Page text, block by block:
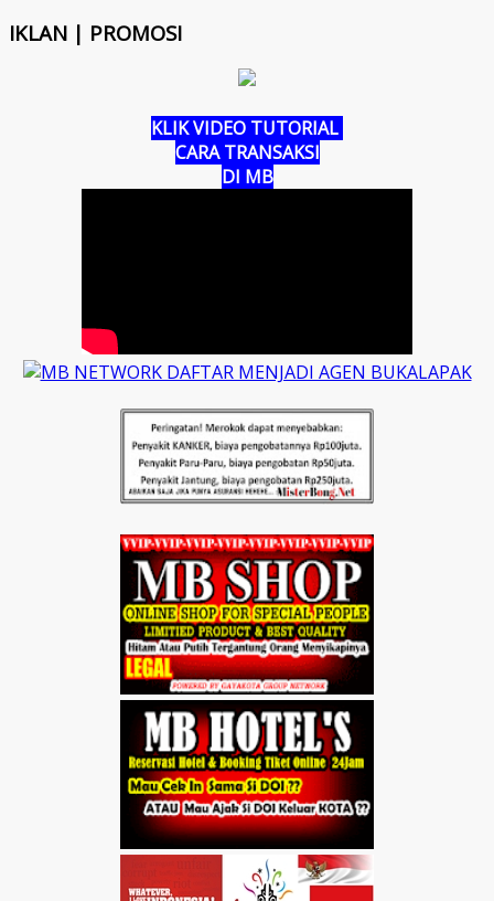
IKLAN | PROMOSI
KLIK VIDEO TUTORIAL
CARA TRANSAKSI
DI MB